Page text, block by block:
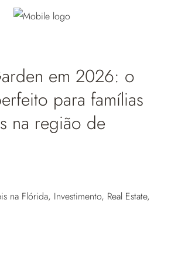
em 2026: o
para famílias
na região de
na Flórida, Investimento, Real Estate,